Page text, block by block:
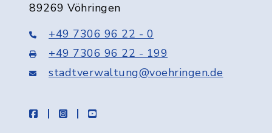
89269 Vöhringen
+49 7306 96 22 - 0
+49 7306 96 22 - 199
stadtverwaltung@voehringen.de
facebookinstagramyoutube